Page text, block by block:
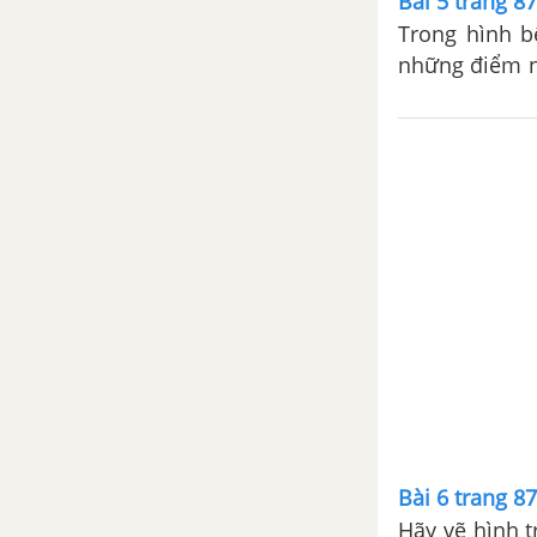
Trong hình bên, em hãy chỉ
những điểm
điểm D, điểm
Bài 6 trang
Hãy vẽ hình trong các